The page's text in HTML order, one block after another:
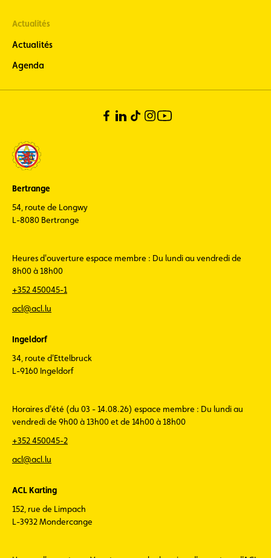
Actualités
Actualités
Agenda
Bertrange
54, route de Longwy
L-8080 Bertrange
Heures d'ouverture espace membre : Du lundi au vendredi de
8h00 à 18h00
+352 450045-1
acl@acl.lu
Ingeldorf
34, route d'Ettelbruck
L-9160 Ingeldorf
Horaires d'été (du 03 - 14.08.26) espace membre : Du lundi au
vendredi de 9h00 à 13h00 et de 14h00 à 18h00
+352 450045-2
acl@acl.lu
ACL Karting
152, rue de Limpach
L-3932 Mondercange